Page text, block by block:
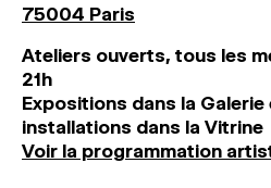
75004 Paris
Ateliers ouverts, tous les
21h
Expositions dans la Galerie
installations dans la Vitrine
Voir la programmation